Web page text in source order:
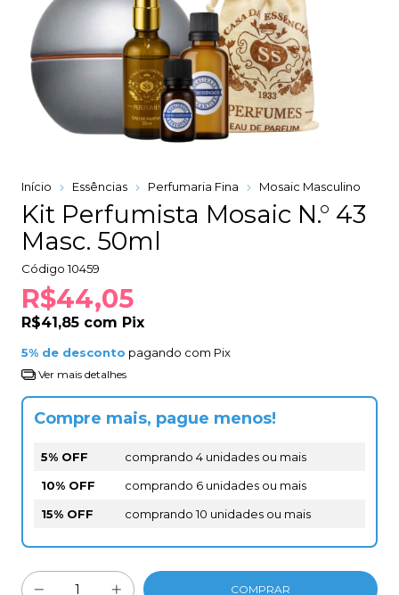
Início Essências Perfumaria Fina Mosaic Masculino
Kit Perfumista Mosaic N.° 43
Masc. 50ml
Código 10459
R$44,05
R$41,85 com Pix
5% de desconto pagando com Pix
Ver mais detalhes
Compre mais, pague menos!
5% OFF
comprando 4 unidades ou mais
10% OFF
comprando 6 unidades ou mais
15% OFF
comprando 10 unidades ou mais